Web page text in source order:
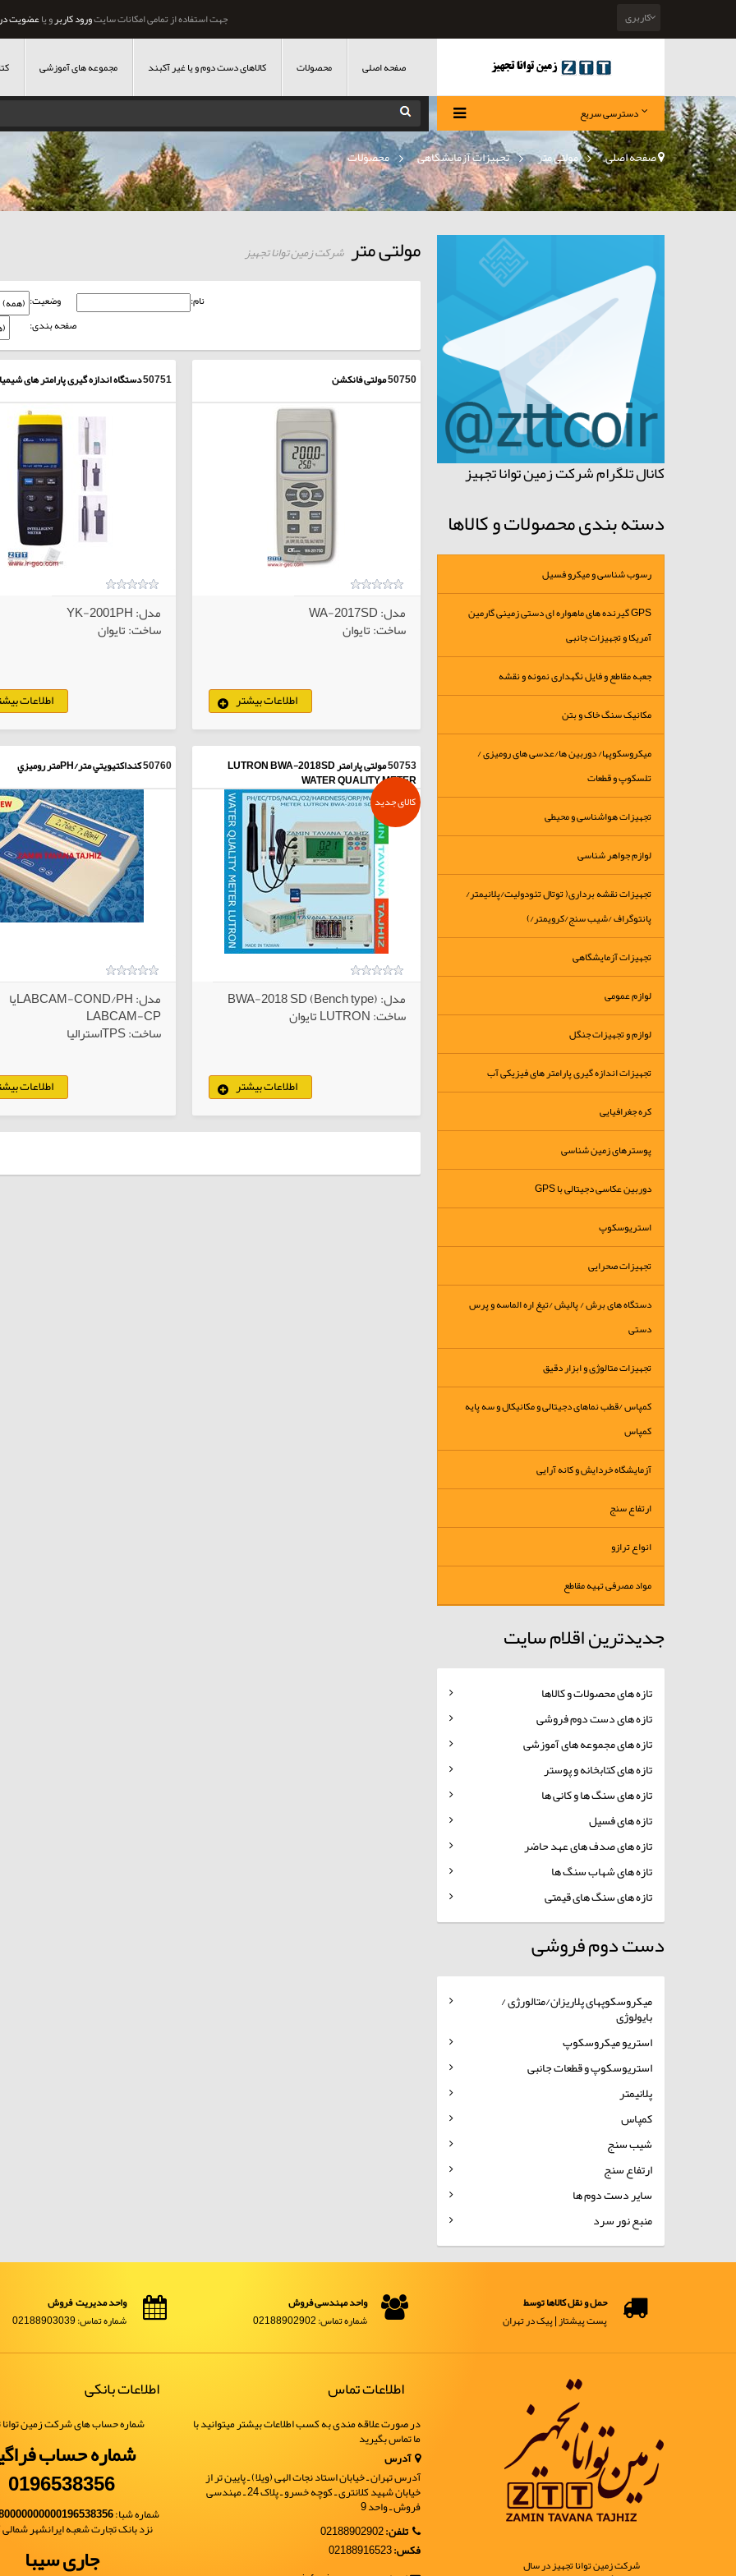
جهت استفاده از تمامی امکانات سایتورود کاربرو یاعضویت کاربری
صفحه اصلی محصولات کالاهای دست دوم و یا غیر آکبند مجموعه های آموزشی
دسترسی سریع
صفحه اصلی > مولتی متر » تجهیزات آزمایشگاهی » محصولات
کانال تلگرام شرکت زمین توانا تجهیز
دسته بندی محصولات و کالاها
رسوب شناسی و میکرو فسیل
GPS گیرنده های ماهواره ای دستی زمینی گارمین
آمریکا و تجهیزات جانبی
جعبه مقاطع و فایل نگهداری نمونه و نقشه
مکانیک سنگ خاک و بتن
میکروسکوپها/ دوربین ها/عدسی های رومیزی /
تلسکوپ و قطعات
تجهیزات هواشناسی و محیطی
لوازم جواهر شناسی
تجهیزات نقشه برداری( توتال تئودولیت/پلانیمتر/
پانتوگراف /شیب سنج/کرویمتر/)
تجهیزات آزمایشگاهی
لوازم عمومی
لوازم و تجهیزات جنگل
تجهیزات اندازه گیری پارامتر های فیزیکی آب
کره جغرافیایی
پوسترهای زمین شناسی
دوربین عکاسی دجیتالی با GPS
استریوسکوپ
تجهیزات صحرایی
دستگاه های برش / پالیش /تیغ اره الماسه و پرس
دستی
تجهیزات متالوژی و ابزار دقیق
کمپاس /قطب نماهای دجیتالی و مکانیکال و سه پایه
کمپاس
آزمایشگاه خردایش و کانه آرایی
ارتفاع سنج
انواع ترازو
مواد مصرفی تهیه مقاطع
جدیدترین اقلام سایت
تازه های محصولات و کالاها
تازه های دست دوم فروشی
تازه های مجموعه های آموزشی
تازه های کتابخانه و پوستر
تازه های سنگ ها و کانی ها
تازه های فسیل
تازه های صدف های عهد حاضر
تازه های شهاب سنگ ها
تازه های سنگ های قیمتی
دست دوم فروشی
میکروسکوپهای پلاریزان/متالورژی /
بایولوژی
استریو میکروسکوپ
استریوسکوپ و قطعات جانبی
پلانیمتر
کمپاس
شیب سنج
ارتفاع سنج
سایر دست دوم ها
منبع نور سرد
مولتی مترشرکت زمین توانا تجهیز
نام:
وضعیت:
صفحه بندی:
50750مولتی فانکشن
مدل: WA-2017SD
ساخت: تایوان
اطلاعات بیشتر
50751دستگاه اندازه گیری پارامتر های
مدل: YK-2001PH
ساخت: تایوان
اطلاعات کالاهای انتخابی
50753 مولتی پارامتر LUTRON BWA-2018SD
WATER QUALITY METER
کالای جدید
مدل: (Bench type) BWA-2018 SD
ساخت: LUTRON تایوان
اطلاعات بیشتر کالاهای انتخابی
50760كنداكتيويتي متر/PHمتر روميزي
مدل: LABCAM-COND/PHيا
LABCAM-CP
ساخت: TPSاستراليا
اطلاعات کالاهای انتخابی
حمل و نقل کالاها توسط
پست پیشتاز | پیک در تهران
واحد مهندسی فروش
شماره تماس: 02188902902
واحد مدیریت فروش
شماره تماس: 02188903039
شرکت زمین توانا تجهیز در سال
اطلاعات تماس
در صورت علاقه مندی به کسب اطلاعات بیشتر میتوانید با
ما تماس بگیرید
آدرس
آدرس تهران ـ خیابان استاد نجات الهی (ویلا) ـ پایین تر از
خیابان شهید کلانتری ـ کوچه خسرو ـ پلاک 24 ـ مهندسی
فروش ـ واحد 9
تلفن:02188902902
فکس:02188916523
اطلاعات بانکی
شماره حساب های شرکت زمین توانا
شماره حساب
0196538356
شماره شبا:
نزد بانک تجارت شعبه ایرانشهر شمالی
جاری سیبا